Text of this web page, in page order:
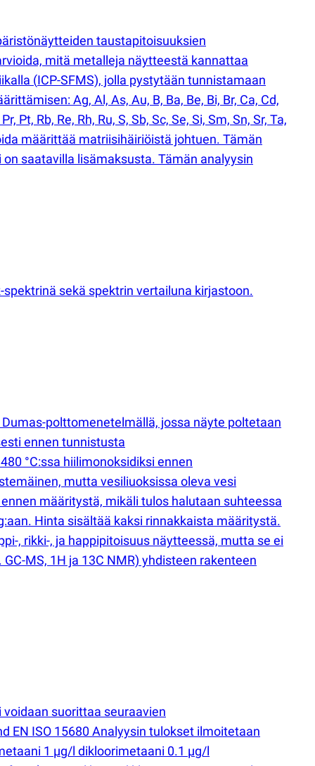
taustapitoisuuksien
mitä metalleja näytteestä kannattaa
(ICP-SFMS), jolla pystytään tunnistamaan
Ag, Al, As, Au, B, Ba, Be, Bi, Br, Ca, Cd,
Pt, Rb, Re, Rh, Ru, S, Sb, Sc, Se, Si, Sm, Sn, Sr, Ta,
määrittää matriisihäiriöistä johtuen. Tämän
saatavilla lisämaksusta. Tämän analyysin
sekä spektrin vertailuna kirjastoon.
Dumas-polttomenetelmällä, jossa näyte poltetaan
ennen tunnistusta
°C:ssa hiilimonoksidiksi ennen
mutta vesiliuoksissa oleva vesi
määritystä, mikäli tulos halutaan suhteessa
Hinta sisältää kaksi rinnakkaista määritystä.
, rikki-, ja happipitoisuus näytteessä, mutta se ei
GC-MS, 1H ja 13C NMR) yhdisteen rakenteen
voidaan suorittaa seuraavien
EN ISO 15680 Analyysin tulokset ilmoitetaan
1 µg/l dikloorimetaani 0.1 µg/l